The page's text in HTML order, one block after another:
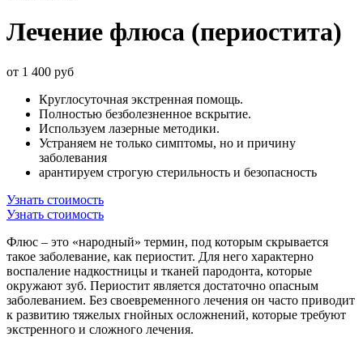
Лечение флюса (периостита)
от 1 400 руб
Круглосуточная экстренная помощь.
Полностью безболезненное вскрытие.
Используем лазерные методики.
Устраняем не только симптомы, но и причину
заболевания
арантируем строгую стерильность и безопасность
Узнать стоимость
Узнать стоимость
Флюс – это «народный» термин, под которым скрывается
такое заболевание, как периостит. Для него характерно
воспаление надкостницы и тканей пародонта, которые
окружают зуб. Периостит является достаточно опасным
заболеванием. Без своевременного лечения он часто приводит
к развитию тяжелых гнойных осложнений, которые требуют
экстренного и сложного лечения.